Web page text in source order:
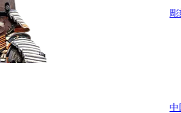
彫
中